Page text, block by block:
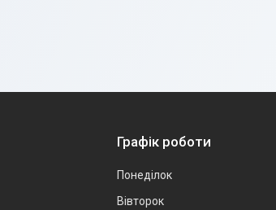
Графік роботи
Понеділок
Вівторок